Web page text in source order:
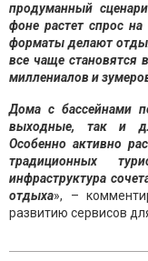
продуманный сц
фоне растет спрос
форматы делают
все чаще
миллениалов и
Дома с бассейнами
выходные, так и
Особенно активно
традиционных
инфраструктура
отдыха», –
развитию сервисов